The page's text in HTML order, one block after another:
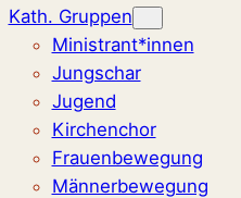
Kath. Gruppen
Ministrant*innen
Jungschar
Jugend
Kirchenchor
Frauenbewegung
Männerbewegung